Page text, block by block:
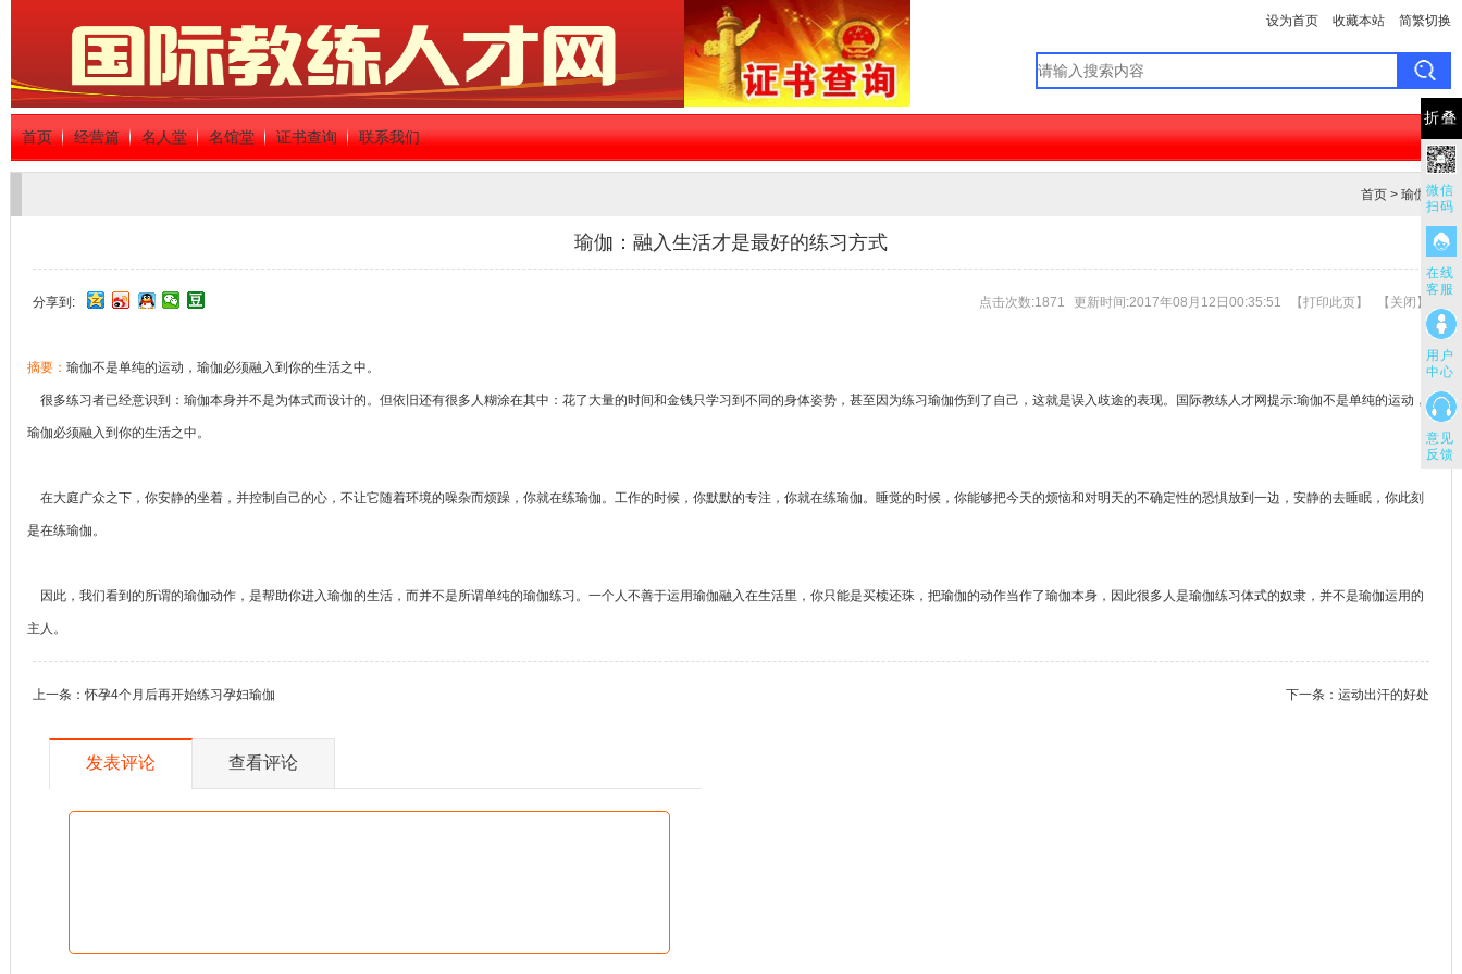
折叠
微信
扫码
在线
客服
用户
中心
意见
反馈
设为首页 收藏本站 简繁切换
首页 经营篇 名人堂 名馆堂 证书查询 联系我们
首页 > 瑜伽篇
瑜伽：融入生活才是最好的练习方式
分享到: 点击次数:1871 更新时间:2017年08月12日00:35:51 【打印此页】 【 关闭 】
摘要： 瑜伽不是单纯的运动，瑜伽必须融入到你的生活之中。
很多练习者已经意识到：瑜伽本身并不是为体式而设计的。但依旧还有很多人糊涂在其中：花了大量的时间和金钱只学习到不同的身体姿势，甚至因为练习瑜伽伤到了自己，这就是误入歧途的表现。 国际教练人才网提示:瑜伽不是单纯的运动，
瑜伽必须融入到你的生活之中。
在大庭广众之下，你安静的坐着，并控制自己的心，不让它随着环境的噪杂而烦躁，你就在练瑜伽。工作的时候，你默默的专注，你就在练瑜伽。睡觉的时候，你能够把今天的烦恼和对明天的不确定性的恐惧放到一边，安静的去睡眠，你此刻
是在练瑜伽。
因此，我们看到的所谓的瑜伽动作，是帮助你进入瑜伽的生活，而并不是所谓单纯的瑜伽练习。一个人不善于运用瑜伽融入在生活里，你只能是买椟还珠，把瑜伽的动作当作了瑜伽本身，因此很多人是瑜伽练习体式的奴隶，并不是瑜伽运用的
主人。
上一条：怀孕4个月后再开始练习孕妇瑜伽 下一条： 运动出汗的好处
发表评论 查看评论